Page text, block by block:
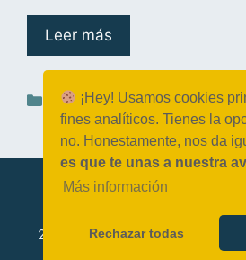
¡Hey! Usamos cookies
fines analíticos. Tienes la
no. Honestamente, nos da
es que te unas a nuestra
Más información
Rechazar todas
Leer más
Blog,Estrategia digital
2026 Datola.es © - Comunidad
Aviso Legal - Términos